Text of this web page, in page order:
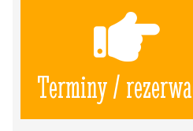
Terminy /